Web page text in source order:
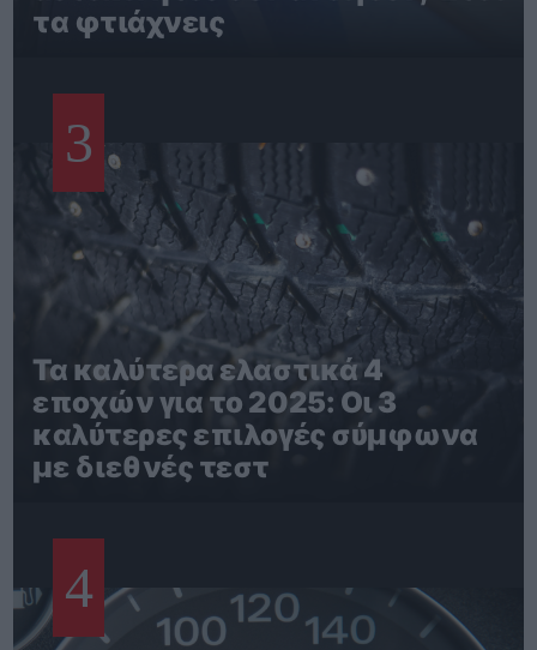
τα φτιάχνεις
3
Τα καλύτερα ελαστικά 4
εποχών για το 2025: Οι 3
καλύτερες επιλογές σύμφωνα
με διεθνές τεστ
4